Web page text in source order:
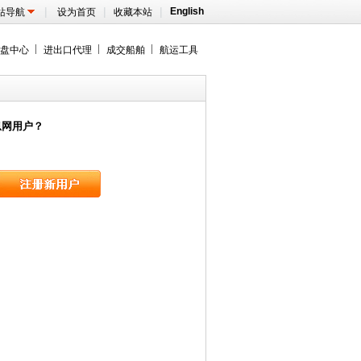
导航 | 设为首页 | 收藏本站 | English
中心 进出口代理 成交船舶 航运工具
用户？